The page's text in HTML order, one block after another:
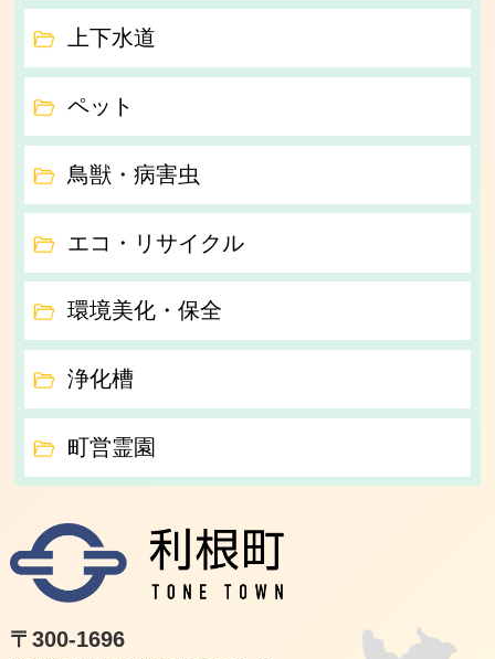
上下水道
ペット
鳥獣・病害虫
エコ・リサイクル
環境美化・保全
浄化槽
町営霊園
〒300-1696